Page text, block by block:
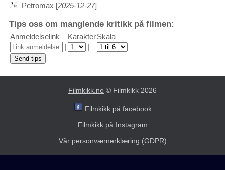
Petromax [2025-12-27]
Tips oss om manglende kritikk på filmen:
Anmeldelselink KarakterSkala
|
|
Filmkikk.no © Filmkikk 2026
Filmkikk på facebook
Filmkikk på Instagram
Vår personværnerklæring (GDPR)